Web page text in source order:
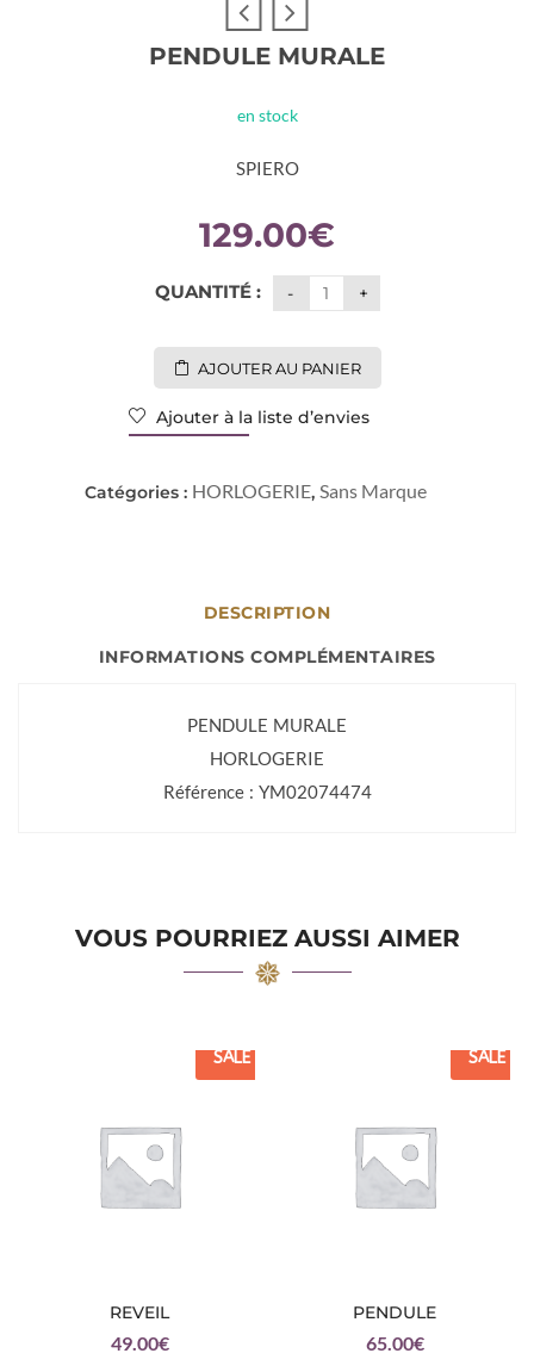
PENDULE MURALE
en stock
SPIERO
129.00€
QUANTITÉ :
AJOUTER AU PANIER
Ajouter à la liste d’envies
Catégories : HORLOGERIE, Sans Marque
DESCRIPTION
INFORMATIONS COMPLÉMENTAIRES
PENDULE MURALE
HORLOGERIE
Référence : YM02074474
VOUS POURRIEZ AUSSI AIMER
SALE
REVEIL
49.00€
SALE
PENDULE
65.00€